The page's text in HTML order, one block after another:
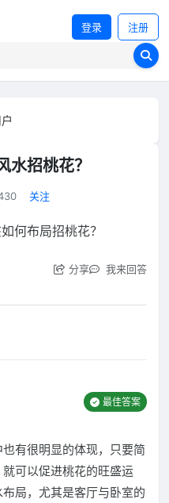
登录 注册
水招桃花？
关注
何布局招桃花？
分享 我来回答
最佳答案
有很明显的体现，只要简
可以促进桃花的旺盛运
局，尤其是客厅与卧室的